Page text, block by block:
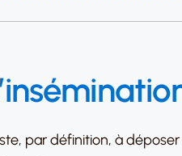
par définition, à